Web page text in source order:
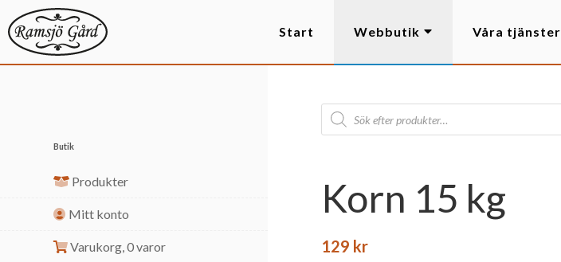
Start Webbutik Våra tjänster
Butik
Produkter
Mitt konto
Varukorg,0 varor
Korn 15 kg
129 kr